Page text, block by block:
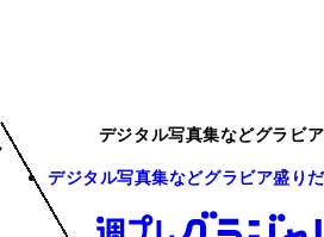
デジタル写真集などグラビ
デジタル写真集などグラビア盛り